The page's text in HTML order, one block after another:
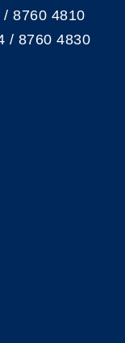
8760 4810
/ 8760 4830